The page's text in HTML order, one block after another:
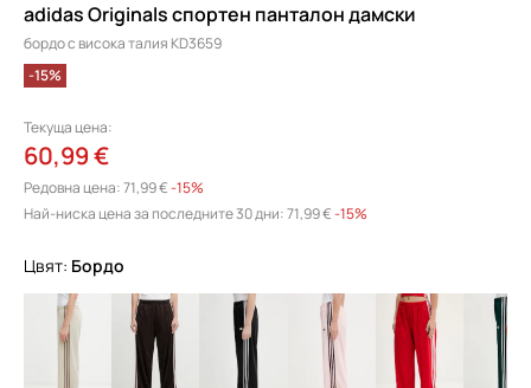
adidas Originals спортен панталон дамски
бордо с висока талия KD3659
-15%
Текуща цена:
60,99 €
Редовна цена:71,99 €-15%
Най-ниска цена за последните 30 дни:71,99 € -15%
Цвят: бордо